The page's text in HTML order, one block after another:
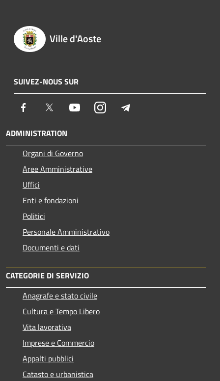
Ville d'Aoste
SUIVEZ-NOUS SUR
Facebook Twitter YoutubeInstagram
ADMINISTRATION
Organi di Governo
Aree Amministrative
Uffici
Enti e fondazioni
Politici
Personale Amministrativo
Documenti e dati
CATEGORIE DI SERVIZIO
Anagrafe e stato civile
Cultura e Tempo Libero
Vita lavorativa
Imprese e Commercio
Appalti pubblici
Catasto e urbanistica